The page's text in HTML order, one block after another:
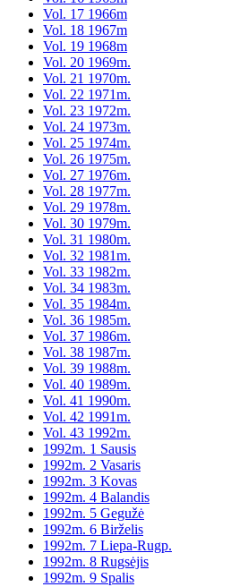
Vol. 17 1966m
Vol. 18 1967m
Vol. 19 1968m
Vol. 20 1969m.
Vol. 21 1970m.
Vol. 22 1971m.
Vol. 23 1972m.
Vol. 24 1973m.
Vol. 25 1974m.
Vol. 26 1975m.
Vol. 27 1976m.
Vol. 28 1977m.
Vol. 29 1978m.
Vol. 30 1979m.
Vol. 31 1980m.
Vol. 32 1981m.
Vol. 33 1982m.
Vol. 34 1983m.
Vol. 35 1984m.
Vol. 36 1985m.
Vol. 37 1986m.
Vol. 38 1987m.
Vol. 39 1988m.
Vol. 40 1989m.
Vol. 41 1990m.
Vol. 42 1991m.
Vol. 43 1992m.
1992m. 1 Sausis
1992m. 2 Vasaris
1992m. 3 Kovas
1992m. 4 Balandis
1992m. 5 Gegužė
1992m. 6 Birželis
1992m. 7 Liepa-Rugp.
1992m. 8 Rugsėjis
1992m. 9 Spalis